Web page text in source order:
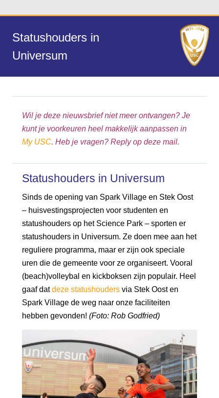
Statushouders in
Universum
Wil je deze nieuwsbrief niet meer ontvangen? Je
kunt je voorkeuren heel makkelijk aanpassen in
My USC. Heb je vragen? Reply op deze mail.
Statushouders in Universum
Sinds de opening van Spark Village en Stek Oost
– huisvestingsprojecten voor studenten en
statushouders op het Science Park – sporten er
statushouders in Universum. Ze doen mee aan het
reguliere programma, maar er zijn ook speciale
uren die de gemeente voor ze organiseert. Vooral
(beach)volleybal en kickboksen zijn populair. Heel
gaaf datdeze statushoudersvia Stek Oost en
Spark Village de weg naar onze faciliteiten
hebben gevonden! (Foto: Rob Godfried)